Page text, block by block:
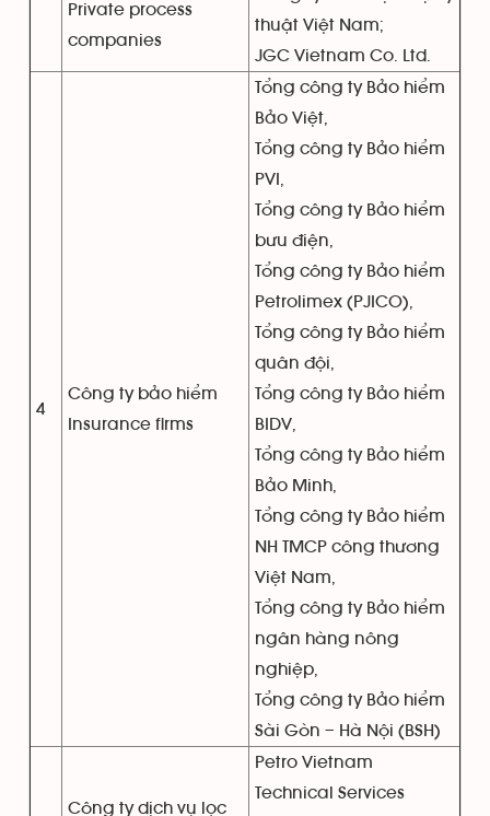
Private process
companies
thuật Việt Nam;
JGC Vietnam Co. Ltd.
4
Công ty bảo hiểm
Insurance firms
Tổng công ty Bảo hiểm
Bảo Việt,
Tổng công ty Bảo hiểm
PVI,
Tổng công ty Bảo hiểm
bưu điện,
Tổng công ty Bảo hiểm
Petrolimex (PJICO),
Tổng công ty Bảo hiểm
quân đội,
Tổng công ty Bảo hiểm
BIDV,
Tổng công ty Bảo hiểm
Bảo Minh,
Tổng công ty Bảo hiểm
NH TMCP công thương
Việt Nam,
Tổng công ty Bảo hiểm
ngân hàng nông
nghiệp,
Tổng công ty Bảo hiểm
Sài Gòn – Hà Nội (BSH)
Công ty dịch vụ lọc
Petro Vietnam
Technical Services